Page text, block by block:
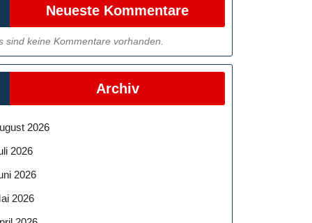
Neueste Kommentare
sind keine Kommentare vorhanden.
Archiv
2026
2026
2026
2026